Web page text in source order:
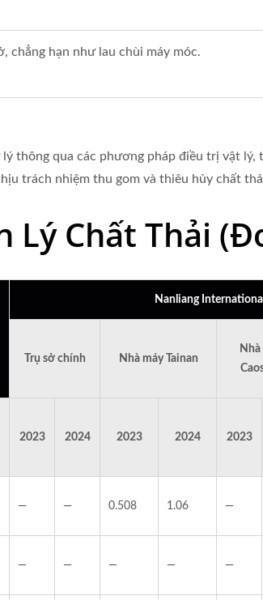
chẳng hạn như lau chùi máy móc.
thông qua các phương pháp điều trị vật
trách nhiệm thu gom và thiêu hủy chất
Lý Chất Thải
Nanliang International
Trụ sở chính Nhà máy Tainan
Nhà
2023 2024 2023 2024 2023
— — 0.508 1.06 —
— — — — —